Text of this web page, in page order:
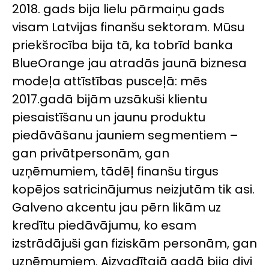
2018. gads bija lielu pārmaiņu gads
visam Latvijas finanšu sektoram. Mūsu
priekšrocība bija tā, ka tobrīd banka
BlueOrange jau atradās jaunā biznesa
modeļa attīstības pusceļā: mēs
2017.gadā bijām uzsākuši klientu
piesaistīšanu un jaunu produktu
piedāvāšanu jauniem segmentiem –
gan privātpersonām, gan
uzņēmumiem, tādēļ finanšu tirgus
kopējos satricinājumus neizjutām tik asi.
Galveno akcentu jau pērn likām uz
kredītu piedāvājumu, ko esam
izstrādājuši gan fiziskām personām, gan